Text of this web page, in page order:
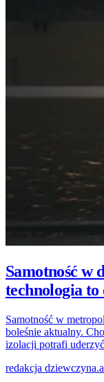
Samotność w
technologia
Samotność w
boleśnie aktualny.
izolacji potrafi uderzyć
redakcja